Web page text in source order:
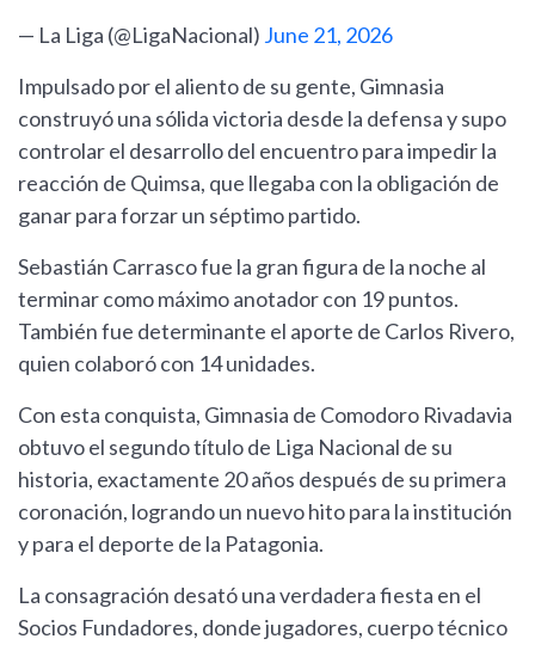
— La Liga (@LigaNacional) June 21, 2026
Impulsado por el aliento de su gente, Gimnasia
construyó una sólida victoria desde la defensa y supo
controlar el desarrollo del encuentro para impedir la
reacción de Quimsa, que llegaba con la obligación de
ganar para forzar un séptimo partido.
Sebastián Carrasco fue la gran figura de la noche al
terminar como máximo anotador con 19 puntos.
También fue determinante el aporte de Carlos Rivero,
quien colaboró con 14 unidades.
Con esta conquista, Gimnasia de Comodoro Rivadavia
obtuvo el segundo título de Liga Nacional de su
historia, exactamente 20 años después de su primera
coronación, logrando un nuevo hito para la institución
y para el deporte de la Patagonia.
La consagración desató una verdadera fiesta en el
Socios Fundadores, donde jugadores, cuerpo técnico